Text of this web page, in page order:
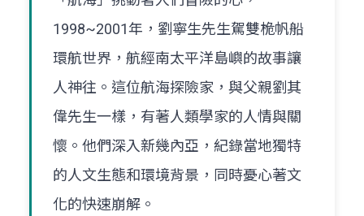
1998~2001年，劉寧生先生駕雙桅帆船
環航世界，航經南太平洋島嶼的故事讓
人神往。這位航海探險家，與父親劉其
偉先生一樣，有著人類學家的人情與關
懷。他們深入新幾內亞，紀錄當地獨特
的人文生態和環境背景，同時憂心著文
化的快速崩解。